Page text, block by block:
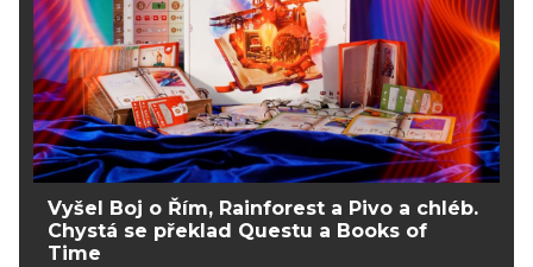
Vyšel Boj o Řím, Rainforest a Pivo a chléb.
Chystá se překlad Questu a Books of
Time